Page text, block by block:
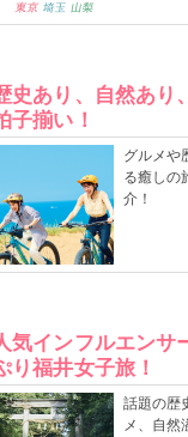
史あり、自然あり
子揃い！
グルメや
る癒しの
介！
気インフルエンサ
り福井女子旅！
話題の歴
メ、自然